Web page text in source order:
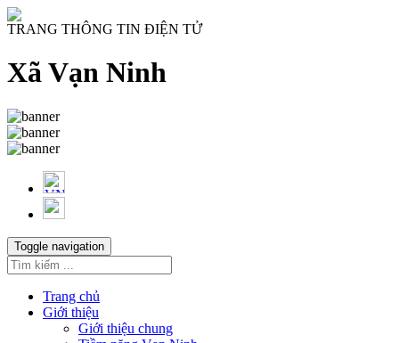
TRANG THÔNG TIN ĐIỆN TỬ
Xã Vạn Ninh
Toggle navigation
Trang chủ
Giới thiệu
Giới thiệu chung